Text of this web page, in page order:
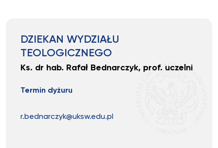
DZIEKAN WYDZIAŁU
TEOLOGICZNEGO
Ks. dr hab. Rafał Bednarczyk, prof. uczelni
Termin dyżuru
r.bednarczyk@uksw.edu.pl